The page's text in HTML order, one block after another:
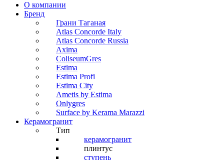
О компании
Бренд
Грани Таганая
Atlas Concorde Italy
Atlas Concorde Russia
Axima
ColiseumGres
Estima
Estima Profi
Estima City
Ametis by Estima
Onlygres
Surface by Kerama Marazzi
Керамогранит
Тип
керамогранит
плинтус
ступень